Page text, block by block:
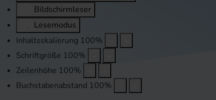
Bildschirmleser
Lesemodus
Inhaltsskalierung 100%
Schriftgröße 100%
Zeilenhöhe 100%
Buchstabenabstand 100%